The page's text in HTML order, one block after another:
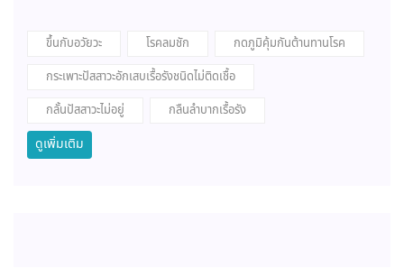
ขึ้นกับอวัยวะ โรคลมชัก
กดภูมิคุ้มกันต้านทานโรค
กระเพาะปัสสาวะอักเสบเรื้อรังชนิดไม่ติดเชื้อ
กลั้นปัสสาวะไม่อยู่
กลืนลำบากเรื้อรัง
ดูเพิ่มเติม